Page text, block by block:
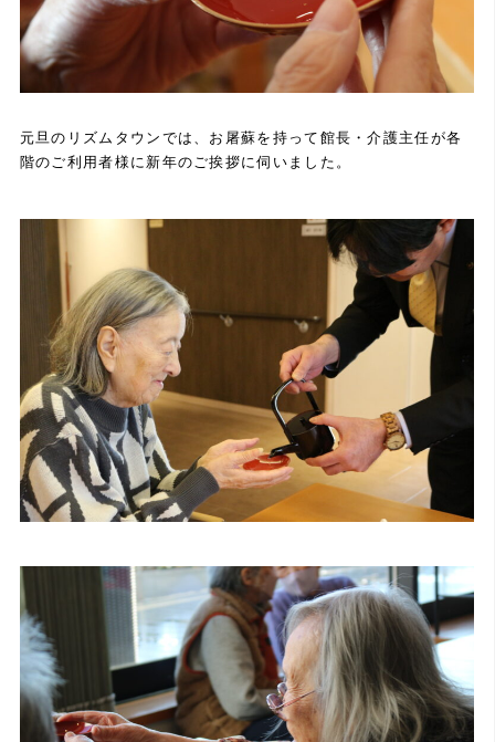
元旦のリズムタウンでは、お屠蘇を持って館長・介護主任が各
階のご利用者様に新年のご挨拶に伺いました。